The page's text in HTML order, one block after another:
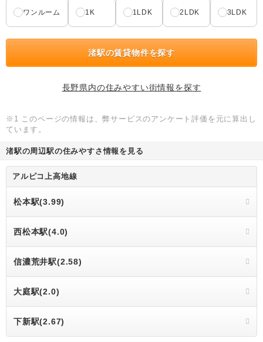
ワンルーム 1K 1LDK 2LDK 3LDK
渚駅の賃貸物件を探す
長野県内の住みやすい街情報を探す
※1 このページの情報は、弊サービスのアンケート評価を元に算出し
ています。
渚駅の周辺駅の住みやすさ情報を見る
アルピコ上高地線
松本駅(3.99)
西松本駅(4.0)
信濃荒井駅(2.58)
大庭駅(2.0)
下新駅(2.67)